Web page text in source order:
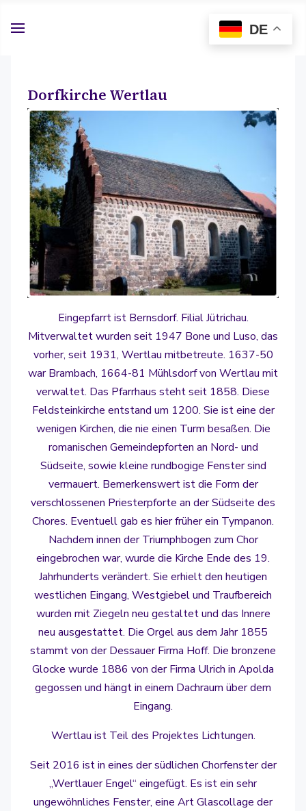
Dorfkirche Wertlau
Eingepfarrt ist Bernsdorf. Filial Jütrichau.
Mitverwaltet wurden seit 1947 Bone und Luso, das
vorher, seit 1931, Wertlau mitbetreute. 1637-50
war Brambach, 1664-81 Mühlsdorf von Wertlau mit
verwaltet. Das Pfarrhaus steht seit 1858. Diese
Feldsteinkirche entstand um 1200. Sie ist eine der
wenigen Kirchen, die nie einen Turm besaßen. Die
romanischen Gemeindepforten an Nord- und
Südseite, sowie kleine rundbogige Fenster sind
vermauert. Bemerkenswert ist die Form der
verschlossenen Priesterpforte an der Südseite des
Chores. Eventuell gab es hier früher ein Tympanon.
Nachdem innen der Triumphbogen zum Chor
eingebrochen war, wurde die Kirche Ende des 19.
Jahrhunderts verändert. Sie erhielt den heutigen
westlichen Eingang, Westgiebel und Traufbereich
wurden mit Ziegeln neu gestaltet und das Innere
neu ausgestattet. Die Orgel aus dem Jahr 1855
stammt von der Dessauer Firma Hoff. Die bronzene
Glocke wurde 1886 von der Firma Ulrich in Apolda
gegossen und hängt in einem Dachraum über dem
Eingang.
Wertlau ist Teil des Projektes Lichtungen.
Seit 2016 ist in eines der südlichen Chorfenster der
„Wertlauer Engel“ eingefügt. Es ist ein sehr
ungewöhnliches Fenster, eine Art Glascollage der
DE